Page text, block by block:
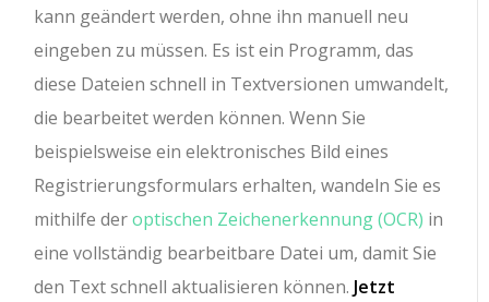
kann geändert werden, ohne ihn manuell neu
eingeben zu müssen. Es ist ein Programm, das
diese Dateien schnell in Textversionen umwandelt,
die bearbeitet werden können. Wenn Sie
beispielsweise ein elektronisches Bild eines
Registrierungsformulars erhalten, wandeln Sie es
mithilfe deroptischen Zeichenerkennung (OCR) in
eine vollständig bearbeitbare Datei um, damit Sie
den Text schnell aktualisieren können. Jetzt